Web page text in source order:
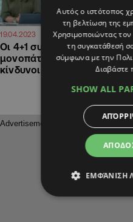
19.04.2023 11:47
Οι 4+1 συμβουλές για τα…
μονοπάτια της φύσης και οι
κίνδυνοι (ΒΙΝΤΕΟ)
Αυτός ο ιστότοπος
τη βελτίωση της
Χρησιμοποιώντας
τη συγκατάθεσή
σύμφωνα με την
Διαβάστε
SHOW ALL
ΕΜΦΆΝΙΣΗ